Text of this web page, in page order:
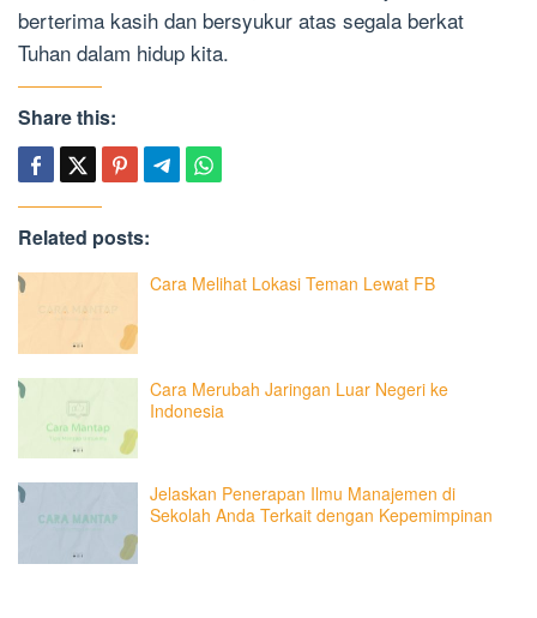
berterima kasih dan bersyukur atas segala berkat
Tuhan dalam hidup kita.
Share this:
Related posts:
Cara Melihat Lokasi Teman Lewat FB
Cara Merubah Jaringan Luar Negeri ke
Indonesia
Jelaskan Penerapan Ilmu Manajemen di
Sekolah Anda Terkait dengan Kepemimpinan